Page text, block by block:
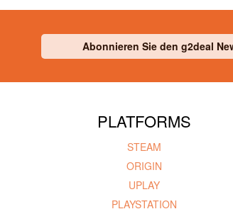
Abonnieren Sie den g2deal
PLATFORMS
STEAM
ORIGIN
UPLAY
PLAYSTATION